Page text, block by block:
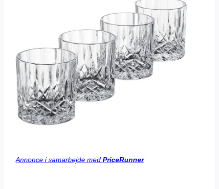
Annonce i samarbejde med PriceRunner